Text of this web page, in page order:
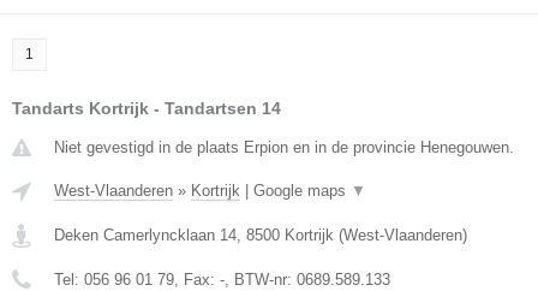
1
Tandarts Kortrijk - Tandartsen 14
Niet gevestigd in de plaats Erpion en in de provincie Henegouwen.
West-Vlaanderen » Kortrijk Google maps ▼
Deken Camerlyncklaan 14, 8500 Kortrijk (West-Vlaanderen)
Tel: 056 96 01 79, Fax: -, BTW-nr: 0689.589.133